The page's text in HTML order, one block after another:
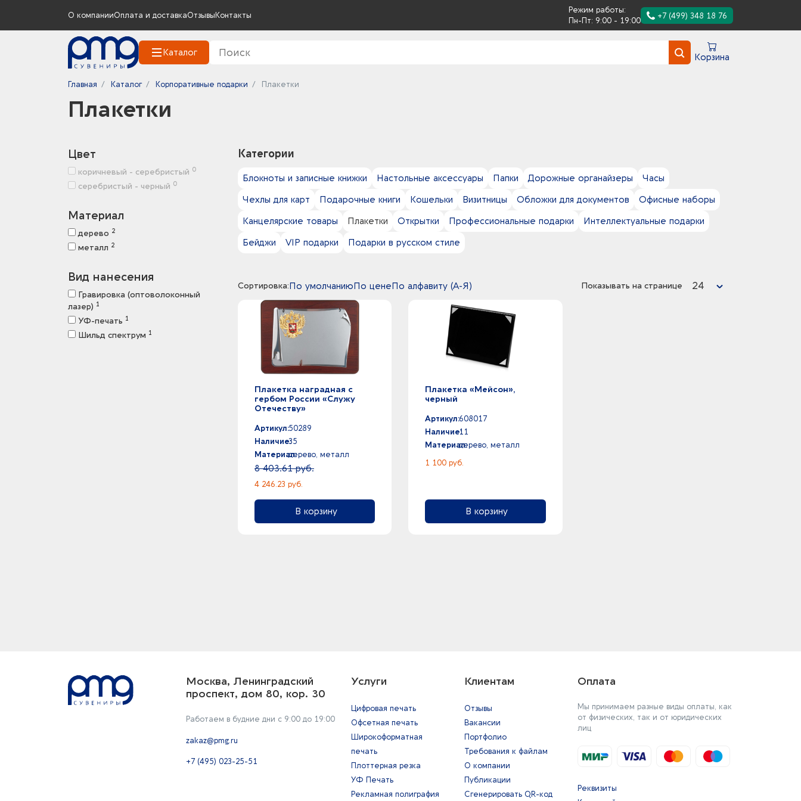
О компанииОплата и доставкаОтзывы Контакты
Режим работы:
Пн-Пт: 9:00 - 19:00
+7 (499) 348 18 76
Каталог Корзина
Главная Каталог Корпоративные подарки Плакетки
Плакетки
Цвет
коричневый - серебристый 0
серебристый - черный 0
Материал
дерево 2
металл 2
Вид нанесения
Гравировка (оптоволоконный
лазер) 1
УФ-печать 1
Шильд спектрум 1
Категории
Блокноты и записные книжки Настольные аксессуары Папки Дорожные органайзеры
Часы
Чехлы для карт
Подарочные книги Кошельки Визитницы Обложки для документов
Офисные наборы
Канцелярские товары
Плакетки Открытки Профессиональные подарки
Интеллектуальные подарки
Бейджи
VIP подарки Подарки в русском стиле
Сортировка:По умолчаниюПо ценеПо алфавиту (А-Я) Показывать на странице 24
Плакетка наградная с
гербом России «Служу
Отечеству»
Артикул:50289
Наличие:35
Материал:дерево, металл
8 403.61 руб.
4 246.23 руб.
В корзину
Плакетка «Мейсон»,
черный
Артикул:608017
Наличие:11
Материал:дерево, металл
1 100 руб.
В корзину
Москва, Ленинградский
проспект, дом 80, кор. 30
Работаем в будние дни с 9:00 до 19:00
zakaz@pmg.ru
+7 (495) 023-25-51
Услуги
Цифровая печать
Офсетная печать
Широкоформатная
печать
Плоттерная резка
УФ Печать
Рекламная полиграфия
Клиентам
Отзывы
Вакансии
Портфолио
Требования к файлам
О компании
Публикации
Сгенерировать QR-код
Оплата
Мы принимаем разные виды оплаты, как
от физических, так и от юридических
лиц
Реквизиты